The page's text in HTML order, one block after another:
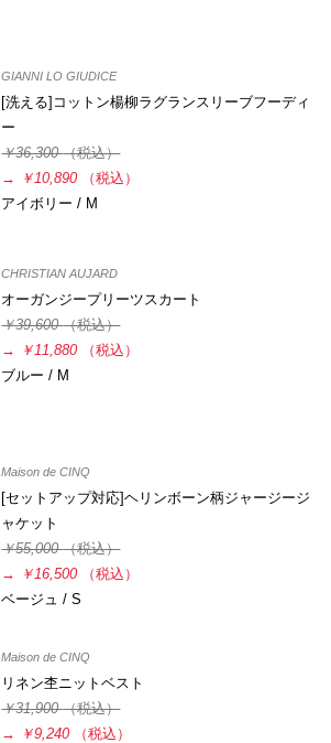
GIANNI LO GIUDICE
[洗える]コットン楊柳ラグランスリーブフーディ
ー
￥36,300（税込）
→
￥10,890
（税込）
アイボリー / M
CHRISTIAN AUJARD
オーガンジープリーツスカート
￥39,600（税込）
→
￥11,880
（税込）
ブルー / M
Maison de CINQ
[セットアップ対応]ヘリンボーン柄ジャージージ
ャケット
￥55,000（税込）
→
￥16,500
（税込）
ベージュ / S
Maison de CINQ
リネン杢ニットベスト
￥31,900（税込）
→
￥9,240
（税込）